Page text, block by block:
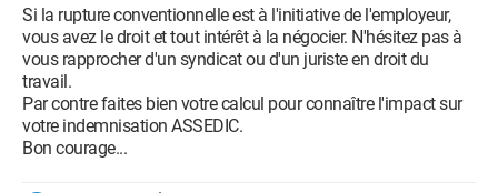
Si la rupture conventionnelle est à l'initiative de l'employeur,
vous avez le droit et tout intérêt à la négocier. N'hésitez pas à
vous rapprocher d'un syndicat ou d'un juriste en droit du
travail.
Par contre faites bien votre calcul pour connaître l'impact sur
votre indemnisation ASSEDIC.
Bon courage...